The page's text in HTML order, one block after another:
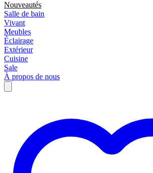
Nouveautés
Salle de bain
Vivant
Meubles
Éclairage
Extérieur
Cuisine
Sale
À propos de nous